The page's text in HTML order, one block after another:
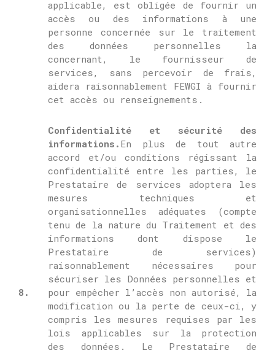
applicable, est obligée de fournir un
accès ou des informations à une
personne concernée sur le traitement
des données personnelles la
concernant, le fournisseur de
services, sans percevoir de frais,
aidera raisonnablement FEWGI à fournir
cet accès ou renseignements.
8.
Confidentialité et sécurité des
informations. En plus de tout autre
accord et/ou conditions régissant la
confidentialité entre les parties, le
Prestataire de services adoptera les
mesures techniques et
organisationnelles adéquates (compte
tenu de la nature du Traitement et des
informations dont dispose le
Prestataire de services)
raisonnablement nécessaires pour
sécuriser les Données personnelles et
pour empêcher l’accès non autorisé, la
modification ou la perte de ceux-ci, y
compris les mesures requises par les
lois applicables sur la protection
des données. Le Prestataire de